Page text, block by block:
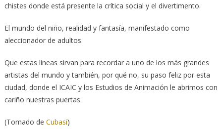
chistes donde está presente la crítica social y el divertimento.
El mundo del niño, realidad y fantasía, manifestado como
aleccionador de adultos.
Que estas líneas sirvan para recordar a uno de los más grandes
artistas del mundo y también, por qué no, su paso feliz por esta
ciudad, donde el ICAIC y los Estudios de Animación le abrimos con
cariño nuestras puertas.
(Tomado de Cubasí)